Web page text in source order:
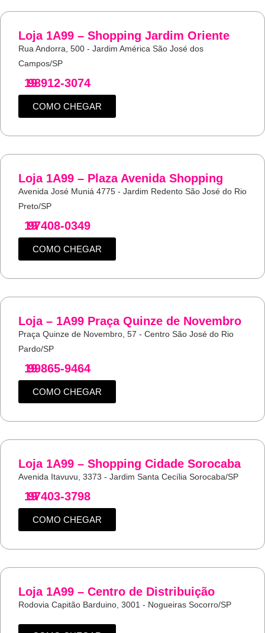
Loja 1A99 – Shopping Jardim Oriente
Rua Andorra, 500 - Jardim América São José dos
Campos/SP
19
98912-3074
COMO CHEGAR
Loja 1A99 – Plaza Avenida Shopping
Avenida José Muniá 4775 - Jardim Redento São José do Rio
Preto/SP
19
97408-0349
COMO CHEGAR
Loja – 1A99 Praça Quinze de Novembro
Praça Quinze de Novembro, 57 - Centro São José do Rio
Pardo/SP
19
99865-9464
COMO CHEGAR
Loja 1A99 – Shopping Cidade Sorocaba
Avenida Itavuvu, 3373 - Jardim Santa Cecília Sorocaba/SP
19
97403-3798
COMO CHEGAR
Loja 1A99 – Centro de Distribuição
Rodovia Capitão Barduino, 3001 - Nogueiras Socorro/SP